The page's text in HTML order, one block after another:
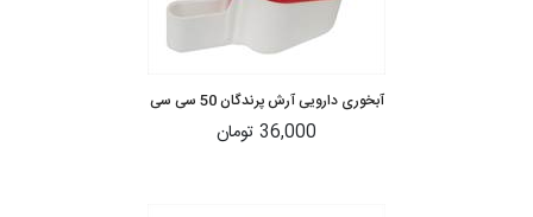
آبخوری دارویی آرش پرندگان 50 سی سی
36,000 تومان